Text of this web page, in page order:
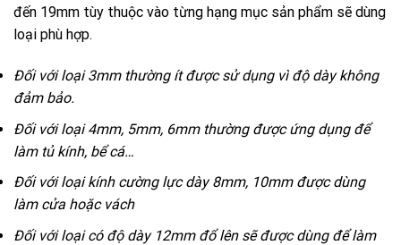
đến 19mm tùy thuộc vào từng hạng mục sản phẩm sẽ dùng
loại phù hợp.
Đối với loại 3mm thường ít được sử dụng vì độ dày không
đảm bảo.
Đối với loại 4mm, 5mm, 6mm thường được ứng dụng để
làm tủ kính, bể cá…
Đối với loại kính cường lực dày 8mm, 10mm được dùng
làm cửa hoặc vách
Đối với loại có độ dày 12mm đổ lên sẽ được dùng để làm